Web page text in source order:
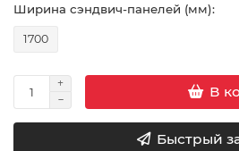
Ширина сэндвич-панелей (мм):
1700
В
Быстрый